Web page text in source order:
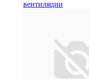
вентиляции